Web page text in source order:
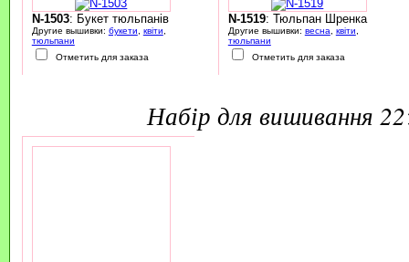
N-1503: Букет тюльпанів
Другие вышивки: букети квіти
тюльпани
Отметить для заказа
N-1519: Тюльпан Шренка
Другие вышивки: весна квіти
тюльпани
Отметить для заказа
набір для вишивання